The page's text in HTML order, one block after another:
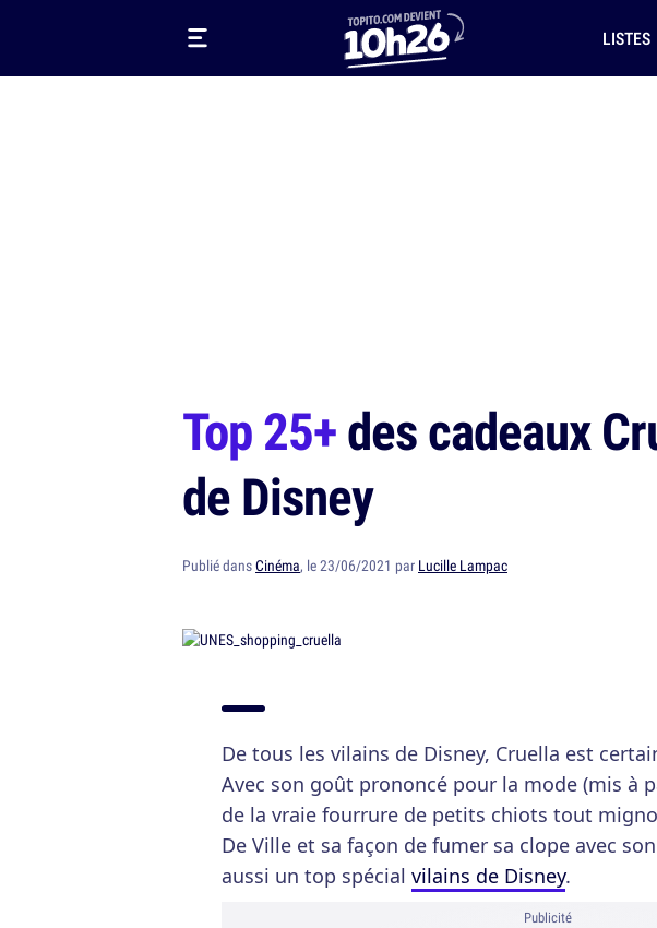
LISTES
Top 25+des cadeaux
de Disney
Publié dansCinéma, le 23/06/2021 par Lucille Lampac
De tous les vilains de Disney, Cruella est
Avec son goût prononcé pour la mode (mis à
de la vraie fourrure de petits chiots tout
De Ville et sa façon de fumer sa clope avec
aussi un top spécial vilains de Disney.
Publicité